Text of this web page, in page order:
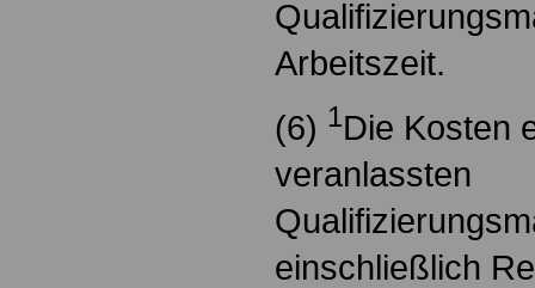
Arbeitszeit.
(6) 1Die Kosten
veranlassten
einschließlich